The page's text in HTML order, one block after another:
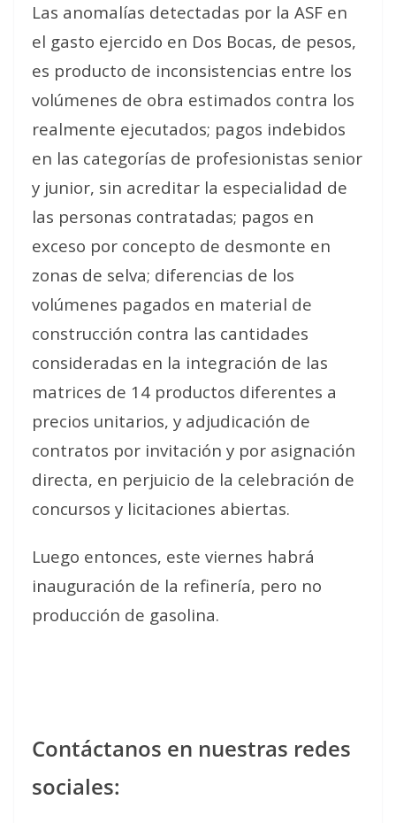
Las anomalías detectadas por la ASF en
el gasto ejercido en Dos Bocas, de pesos,
es producto de inconsistencias entre los
volúmenes de obra estimados contra los
realmente ejecutados; pagos indebidos
en las categorías de profesionistas senior
y junior, sin acreditar la especialidad de
las personas contratadas; pagos en
exceso por concepto de desmonte en
zonas de selva; diferencias de los
volúmenes pagados en material de
construcción contra las cantidades
consideradas en la integración de las
matrices de 14 productos diferentes a
precios unitarios, y adjudicación de
contratos por invitación y por asignación
directa, en perjuicio de la celebración de
concursos y licitaciones abiertas.
Luego entonces, este viernes habrá
inauguración de la refinería, pero no
producción de gasolina.
Contáctanos en nuestras redes
sociales: